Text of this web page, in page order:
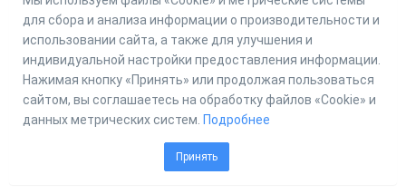
для сбора и анализа информации о производительности и
использовании сайта, а также для улучшения и
индивидуальной настройки предоставления информации.
Нажимая кнопку «Принять» или продолжая пользоваться
сайтом, вы соглашаетесь на обработку файлов «Cookie» и
данных метрических систем. Подробнее
Принять